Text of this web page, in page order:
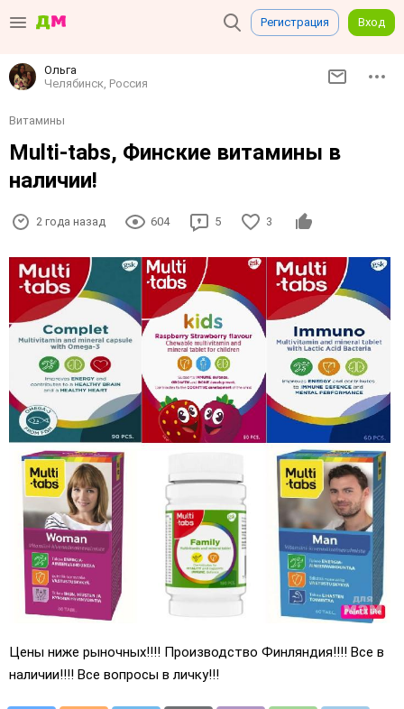
Регистрация Вход
Ольга
Челябинск, Россия
Витамины
Multi-tabs, Финские витамины в
наличии!
2 года назад 604 5 3
Цены ниже рыночных!!!! Производство Финляндия!!!! Все в
наличии!!!! Все вопросы в личку!!!